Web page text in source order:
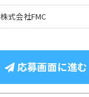
株式会社FMC
応募画面に進む